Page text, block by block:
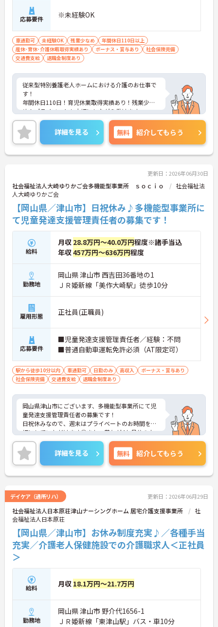
応募要件 ※未経験OK
車通勤可 未経験OK 残業少なめ
年間休日110日以上
産休･育休･介護休暇取得実績あり
ボーナス・賞与あり
社会保険完備
交通費支給
退職金制度あり
従来型特別養護老人ホームにおける介護のお仕事で
す！
年間休日110日！育児休業取得実績あり！残業少な
め！プライベートも大切にしながら働けます。
ご興味ある方には、面接対策ポイントなど、さらに
詳細をお話しいたしますのでお気軽にご相談くださ
い。
詳細を見る 無料 紹介してもらう
更新日：2026年06月30日
社会福祉法人大崎ゆりかご会多機能型事業所 ｓｏｃｉｏ
社会福祉法
人大崎ゆりかご会
【岡山県／津山市】日祝休み♪多機能型事業所に
て児童発達支援管理責任者の募集です！
給料
月収 28.8万円～40.0万円程度※諸手当込
年収457万円～636万円程度
勤務地
岡山県 津山市 西吉田36番地の1
ＪＲ姫新線「美作大崎駅」徒歩10分
雇用形態 正社員(正職員)
応募要件
■児童発達支援管理責任者／経験：不問
■普通自動車運転免許必須（AT限定可）
駅から徒歩10分以内 車通勤可 日勤のみ 高収入
ボーナス・賞与あり
社会保険完備
交通費支給 退職金制度あり
岡山県津山市にございます、多機能型事業所にて児
童発達支援管理責任者の募集です！
日祝休みなので、週末はプライベートのお時間を大
切にしていただけます◎また、賞与が4か月分の支
給実績がございますので、頑張りをしっかりと評価
する職場環境です！
ご興味のある方は、マイナビ介護職までお問い合わ
せください。
詳細を見る 無料 紹介してもらう
デイケア（通所リハ） 更新日：2026年06月29日
社会福祉法人日本原荘津山ナーシングホーム 居宅介護支援事業所
社
会福祉法人日本原荘
【岡山県／津山市】お休み制度充実♪／各種手当
充実／介護老人保健施設での介護職求人＜正社員
＞
給料 月収 18.1万円～21.7万円
勤務地
岡山県 津山市 野介代1656-1
ＪＲ姫新線「東津山駅」バス・車10分